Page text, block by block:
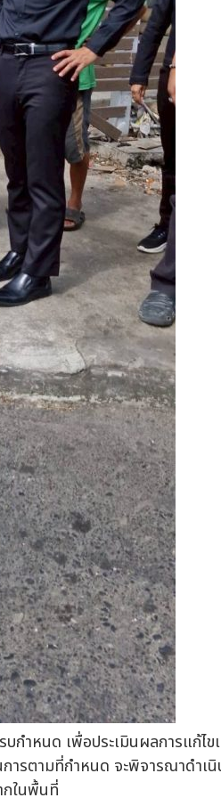
กำหนด เพื่อประเมินผลการแก้ไข
ารตามที่กำหนด จะพิจารณาดำเนิ
กในพื้นที่